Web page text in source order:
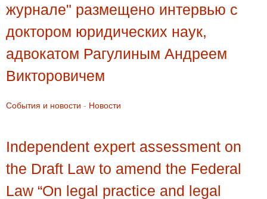
журнале" размещено интервью с
доктором юридических наук,
адвокатом Рагулиным Андреем
Викторовичем
События и новости - Новости
Independent expert assessment on
the Draft Law to amend the Federal
Law “On legal practice and legal